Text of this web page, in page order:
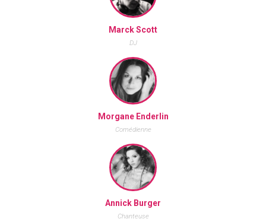
Marck Scott
DJ
Morgane Enderlin
Comédienne
Annick Burger
Chanteuse